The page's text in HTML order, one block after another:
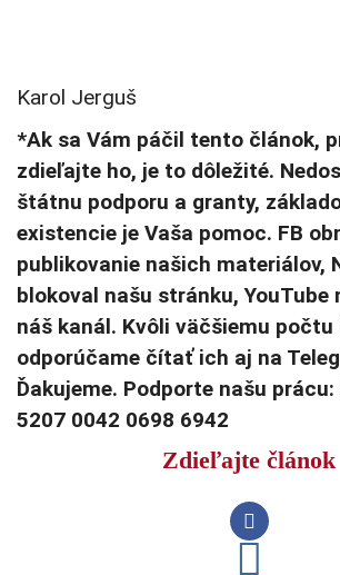
Karol Jerguš
*Ak sa Vám páčil tento článok,
zdieľajte ho, je to dôležité.
štátnu podporu a granty,
existencie je Vaša pomoc. FB
publikovanie našich materiálov,
blokoval našu stránku, YouTube
náš kanál. Kvôli väčšiemu
odporúčame čítať ich aj na
Ďakujeme. Podporte našu prácu:
5207 0042 0698 6942
Zdieľajte článok